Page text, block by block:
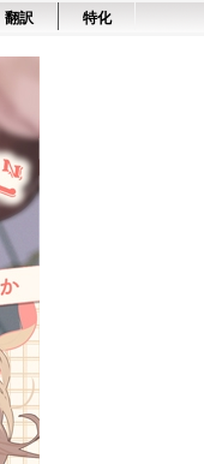
翻訳 特化